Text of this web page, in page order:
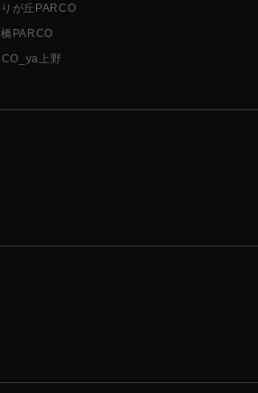
が丘PARCO
PARCO
上野